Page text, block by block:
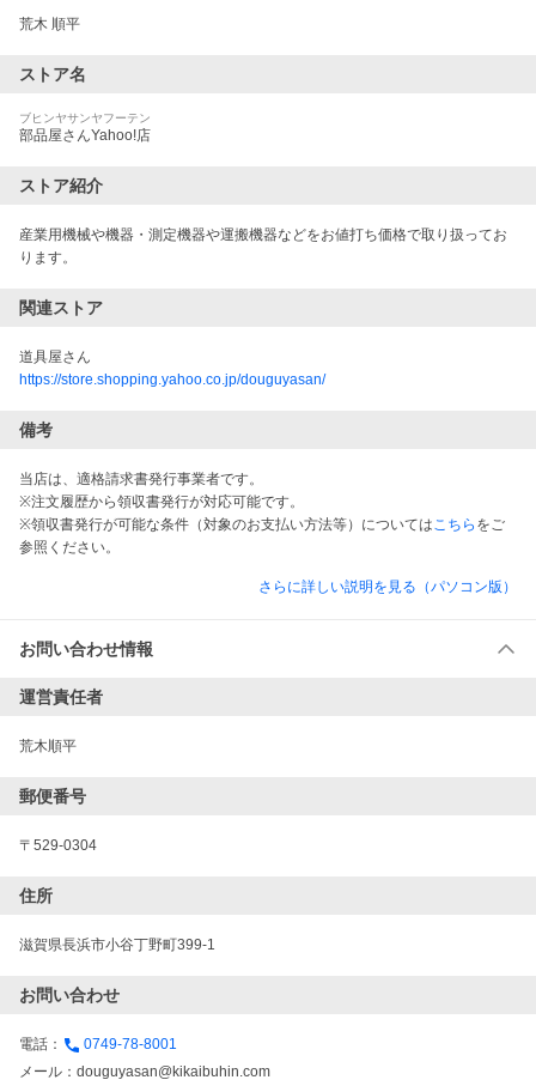
荒木 順平
ストア名
ブヒンヤサンヤフーテン
部品屋さんYahoo!店
ストア紹介
産業用機械や機器・測定機器や運搬機器などをお値打ち価格で取り扱ってお
ります。
関連ストア
道具屋さん
https://store.shopping.yahoo.co.jp/douguyasan/
備考
当店は、適格請求書発行事業者です。
※注文履歴から領収書発行が対応可能です。
※領収書発行が可能な条件（対象のお支払い方法等）についてはこちら をご
参照ください。
さらに詳しい説明を見る（パソコン版）
お問い合わせ情報
運営責任者
荒木順平
郵便番号
〒529-0304
住所
滋賀県長浜市小谷丁野町399-1
お問い合わせ
電話：
0749-78-8001
メール： douguyasan@kikaibuhin.com